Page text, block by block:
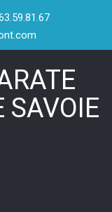
SAVOIE